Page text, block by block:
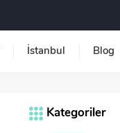
İstanbul Blog
Kategoriler